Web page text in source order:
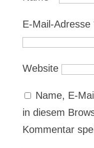
E-Mail-Adresse
Website
Name, E-
in diesem
Kommentar